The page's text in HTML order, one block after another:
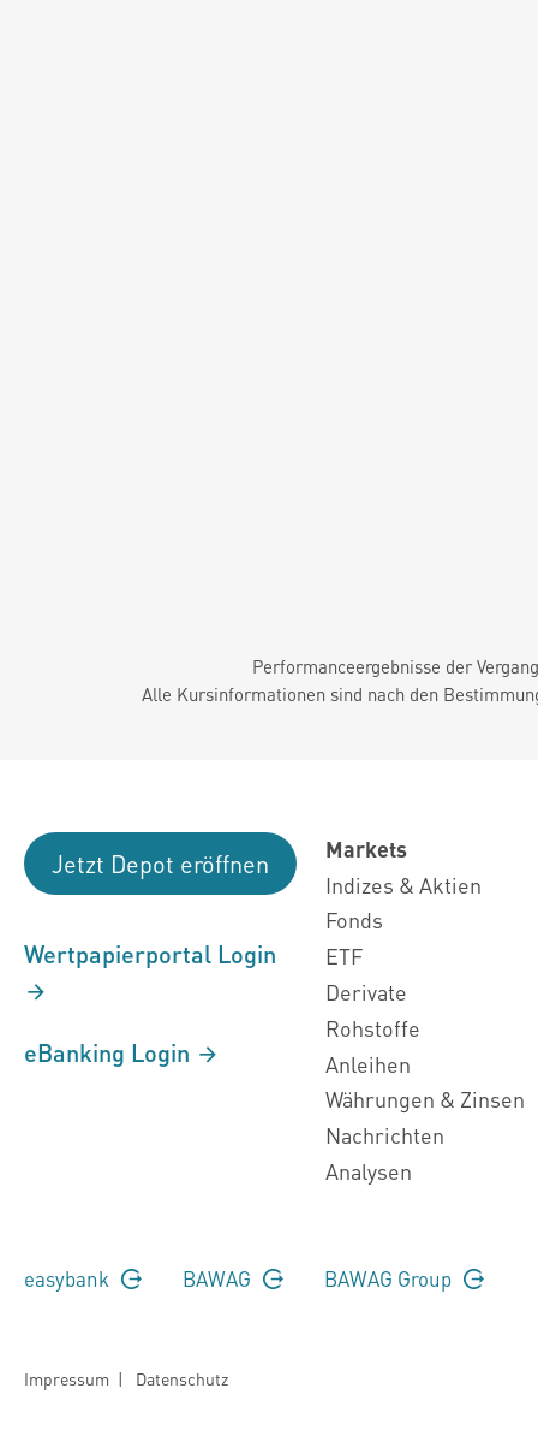
Performanceergebnisse der
Alle Kursinformationen sind nach den
Jetzt Depot eröffnen
Wertpapierportal Login
eBanking Login
Markets
Indizes & Aktien
Fonds
ETF
Derivate
Rohstoffe
Anleihen
Währungen & Zinsen
Nachrichten
Analysen
easybank BAWAG BAWAG Group
Impressum | Datenschutz